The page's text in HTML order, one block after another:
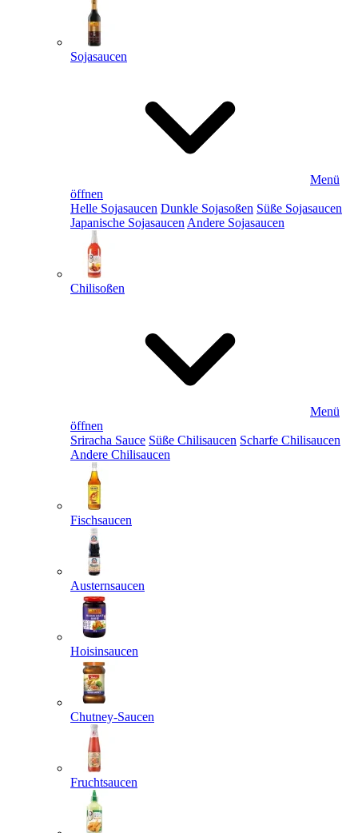
Sojasaucen
Menü
öffnen
Helle Sojasaucen Dunkle Sojasoßen Süße Sojasaucen
Japanische Sojasaucen Andere Sojasaucen
Chilisoßen
Menü
öffnen
Sriracha Sauce Süße Chilisaucen Scharfe Chilisaucen
Andere Chilisaucen
Fischsaucen
Austernsaucen
Hoisinsaucen
Chutney-Saucen
Fruchtsaucen